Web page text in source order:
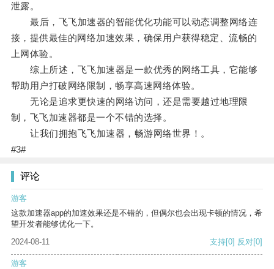
泄露。
最后，飞飞加速器的智能优化功能可以动态调整网络连
接，提供最佳的网络加速效果，确保用户获得稳定、流畅的
上网体验。
综上所述，飞飞加速器是一款优秀的网络工具，它能够
帮助用户打破网络限制，畅享高速网络体验。
无论是追求更快速的网络访问，还是需要越过地理限
制，飞飞加速器都是一个不错的选择。
让我们拥抱飞飞加速器，畅游网络世界！。
#3#
评论
游客
这款加速器app的加速效果还是不错的，但偶尔也会出现卡顿的情况，希
望开发者能够优化一下。
2024-08-11
支持[0] 反对[0]
游客